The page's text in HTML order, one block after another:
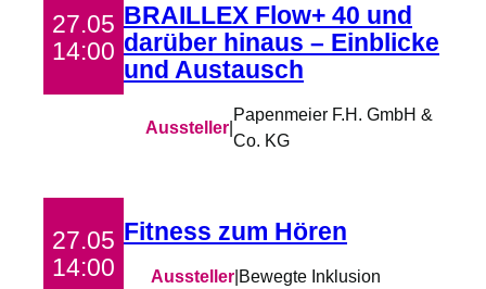
27.05
14:00
BRAILLEX Flow+ 40 und
darüber hinaus – Einblicke
und Austausch
Aussteller
Papenmeier F.H. GmbH &
Co. KG
27.05
14:00
Fitness zum Hören
Aussteller|Bewegte Inklusion